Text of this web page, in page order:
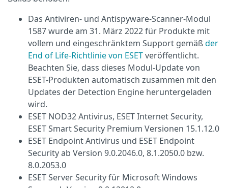
Das Antiviren- und Antispyware-Scanner-Modul
1587 wurde am 31. März 2022 für Produkte mit
vollem und eingeschränktem Support gemäßder
End of Life-Richtlinie von ESETveröffentlicht.
Beachten Sie, dass dieses Modul-Update von
ESET-Produkten automatisch zusammen mit den
Updates der Detection Engine heruntergeladen
wird.
ESET NOD32 Antivirus, ESET Internet Security,
ESET Smart Security Premium Versionen 15.1.12.0
ESET Endpoint Antivirus und ESET Endpoint
Security ab Version 9.0.2046.0, 8.1.2050.0 bzw.
8.0.2053.0
ESET Server Security für Microsoft Windows